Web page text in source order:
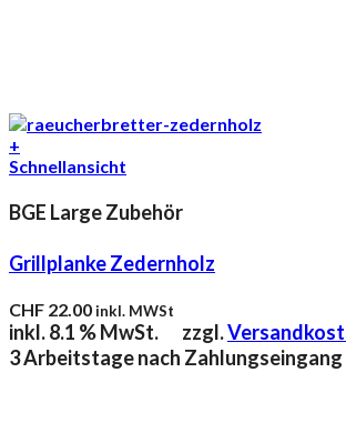
+
Schnellansicht
BGE Large Zubehör
Grillplanke Zedernholz
CHF 22.00inkl. MWSt
inkl. 8.1 % MwSt. zzgl.
3 Arbeitstage nach Zahlungseingang